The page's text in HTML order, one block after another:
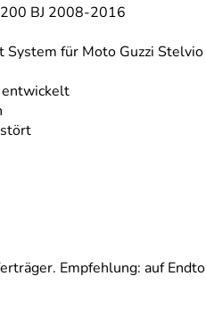
BJ 2008-2016
System für Moto Guzzi Stelvio
entwickelt
Empfehlung: auf